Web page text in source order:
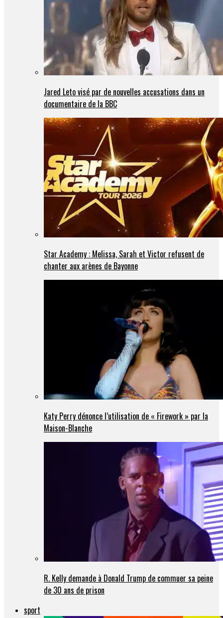
Jared Leto visé par de nouvelles accusations dans un
documentaire de la BBC
Star Academy : Melissa, Sarah et Victor refusent de
chanter aux arènes de Bayonne
Katy Perry dénonce l’utilisation de « Firework » par la
Maison-Blanche
R. Kelly demande à Donald Trump de commuer sa peine
de 30 ans de prison
sport